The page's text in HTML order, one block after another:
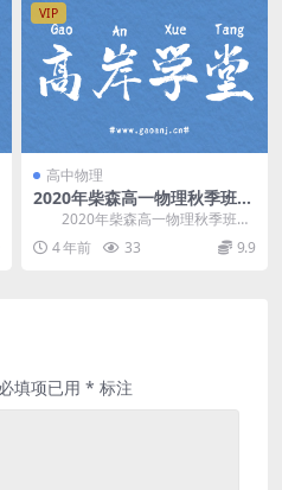
VIP
高中物理
2020年柴森高一物理秋季班
（完结）百度网盘分享
2020年柴森高一物理秋季班，
完结版百度网盘高中物理课程6.82
G高清视频。...
4 年前 33 9.9
必填项已用 * 标注